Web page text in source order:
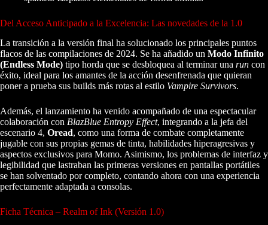
Del Acceso Anticipado a la Excelencia: Las novedades de la 1.0
La transición a la versión final ha solucionado los principales puntos
flacos de las compilaciones de 2024. Se ha añadido un Modo Infinito
(Endless Mode) tipo horda que se desbloquea al terminar una run con
éxito, ideal para los amantes de la acción desenfrenada que quieran
poner a prueba sus builds más rotas al estilo Vampire Survivors.
Además, el lanzamiento ha venido acompañado de una espectacular
colaboración con BlazBlue Entropy Effect, integrando a la jefa del
escenario 4, Oread, como una forma de combate completamente
jugable con sus propias gemas de tinta, habilidades hiperagresivas y
aspectos exclusivos para Momo. Asimismo, los problemas de interfaz y
legibilidad que lastraban las primeras versiones en pantallas portátiles
se han solventado por completo, contando ahora con una experiencia
perfectamente adaptada a consolas.
Ficha Técnica – Realm of Ink (Versión 1.0)